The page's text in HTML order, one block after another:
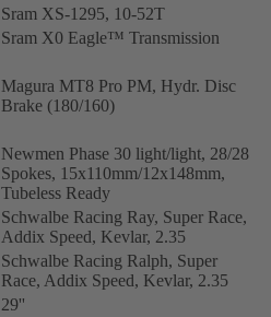
Sram XS-1295, 10-52T
Sram X0 Eagle™ Transmission
Magura MT8 Pro PM, Hydr. Disc
Brake (180/160)
Newmen Phase 30 light/light, 28/28
Spokes, 15x110mm/12x148mm,
Tubeless Ready
Schwalbe Racing Ray, Super Race,
Addix Speed, Kevlar, 2.35
Schwalbe Racing Ralph, Super
Race, Addix Speed, Kevlar, 2.35
29''